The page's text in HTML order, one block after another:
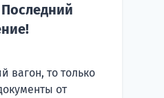
вагон, то только
от